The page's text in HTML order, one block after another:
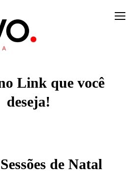
Link que você
deseja!
de Natal